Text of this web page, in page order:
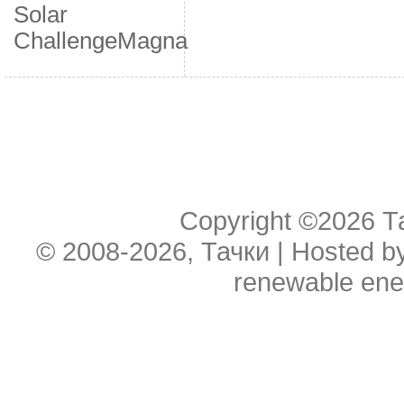
Solar
ChallengeМagna
Copyright ©2026
© 2008-2026, Тачки | Hosted
renewable